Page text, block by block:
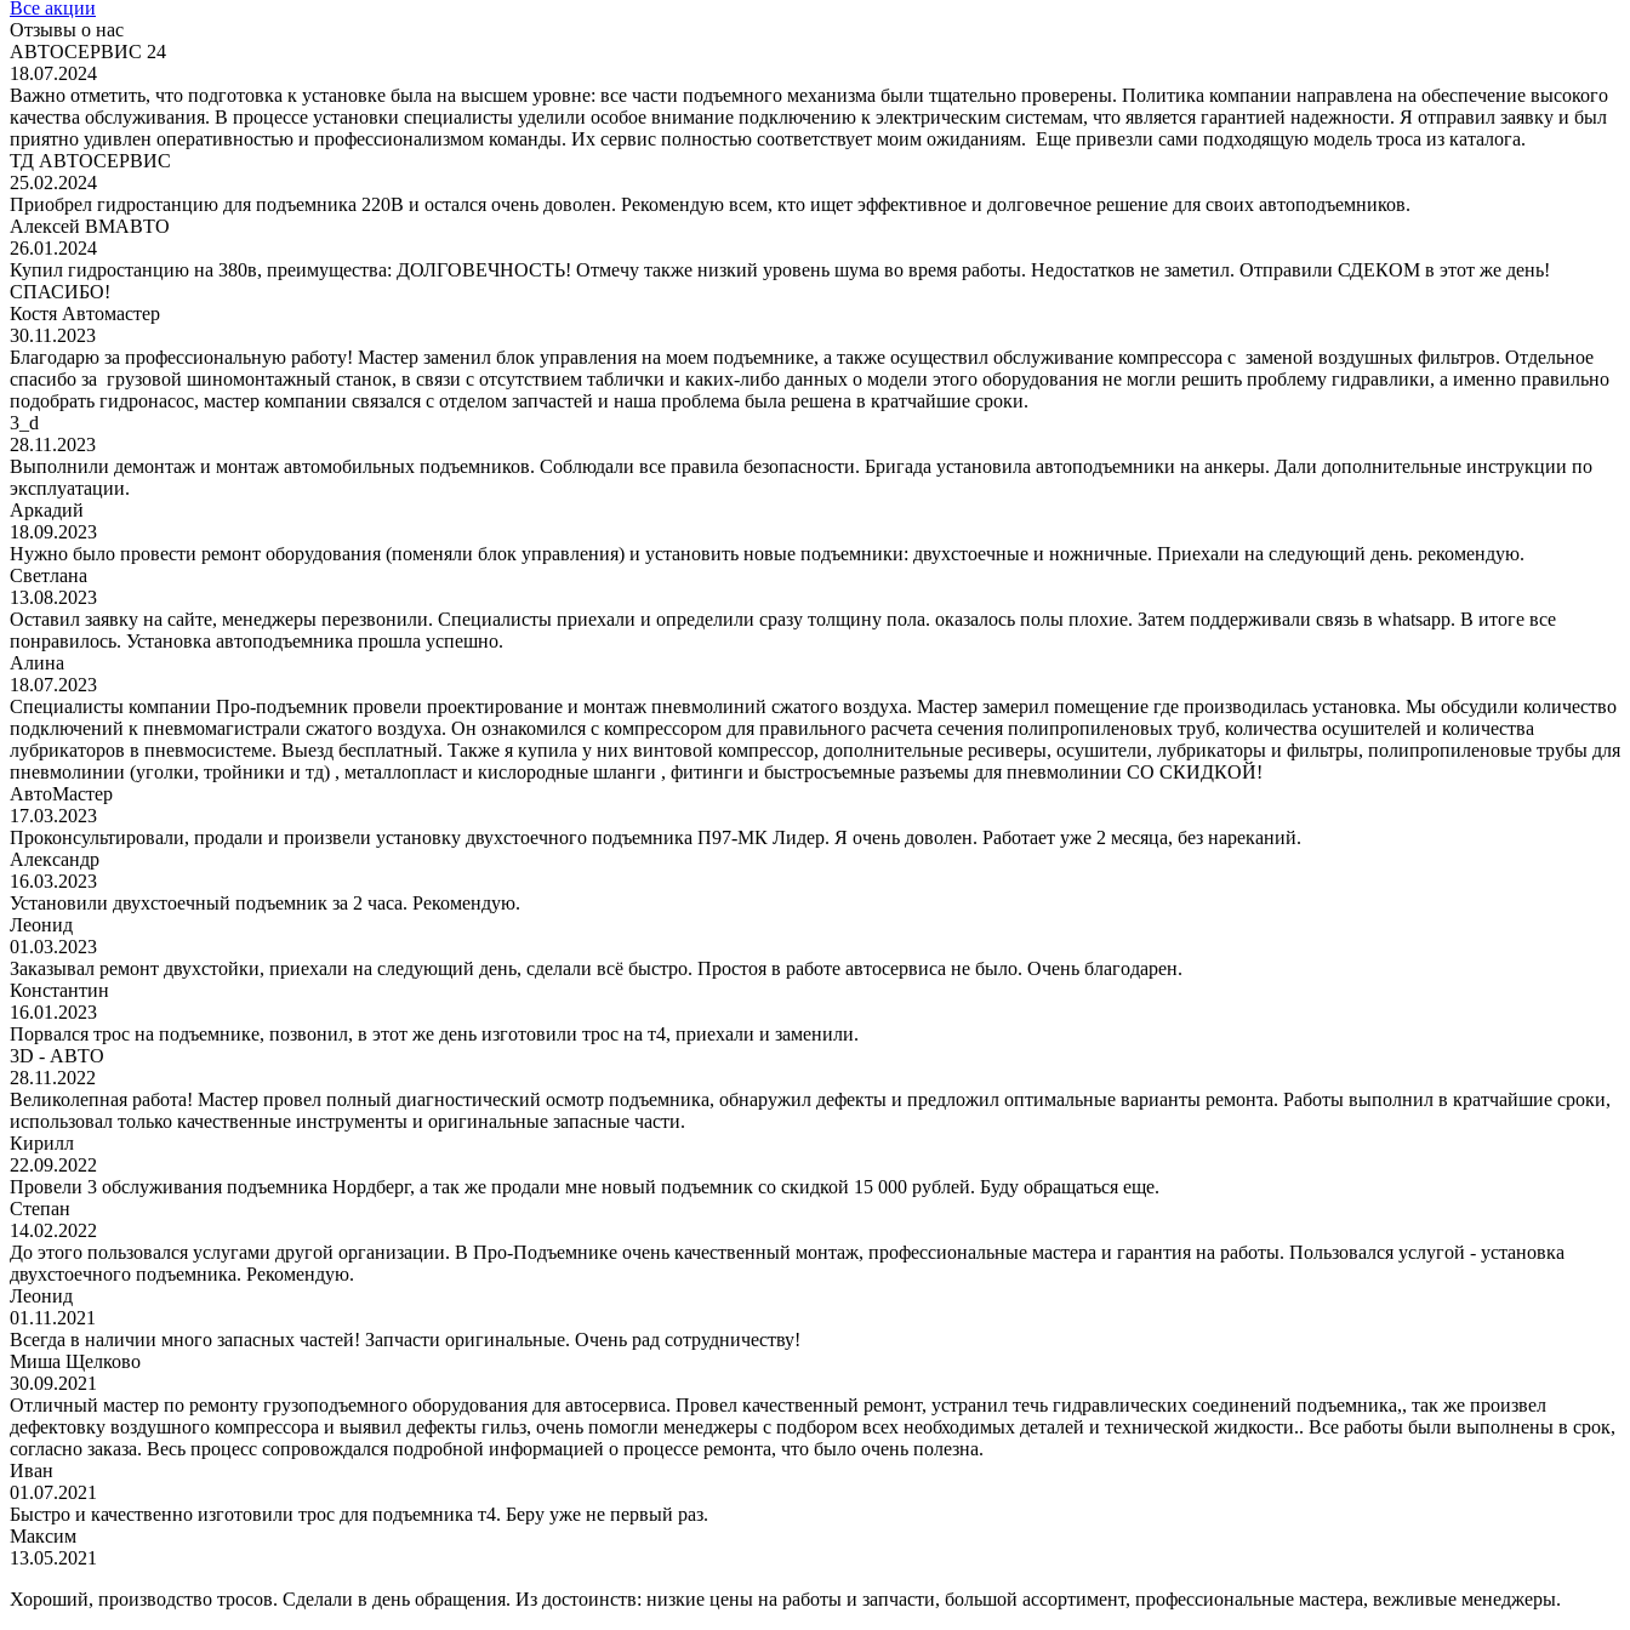
Все акции
Отзывы о нас
АВТОСЕРВИС 24
18.07.2024
Важно отметить, что подготовка к установке была на высшем уровне: все части подъемного механизма были тщательно проверены. Политика компании направлена на обеспечение высокого
качества обслуживания. В процессе установки специалисты уделили особое внимание подключению к электрическим системам, что является гарантией надежности. Я отправил заявку и был
приятно удивлен оперативностью и профессионализмом команды. Их сервис полностью соответствует моим ожиданиям. Еще привезли сами подходящую модель троса из каталога.
ТД АВТОСЕРВИС
25.02.2024
Приобрел гидростанцию для подъемника 220В и остался очень доволен. Рекомендую всем, кто ищет эффективное и долговечное решение для своих автоподъемников.
Алексей ВМАВТО
26.01.2024
Купил гидростанцию на 380в, преимущества: ДОЛГОВЕЧНОСТЬ! Отмечу также низкий уровень шума во время работы. Недостатков не заметил. Отправили СДЕКОМ в этот же день!
СПАСИБО!
Костя Автомастер
30.11.2023
Благодарю за профессиональную работу! Мастер заменил блок управления на моем подъемнике, а также осуществил обслуживание компрессора с заменой воздушных фильтров. Отдельное
спасибо за грузовой шиномонтажный станок, в связи с отсутствием таблички и каких-либо данных о модели этого оборудования не могли решить проблему гидравлики, а именно правильно
подобрать гидронасос, мастер компании связался с отделом запчастей и наша проблема была решена в кратчайшие сроки.
3_d
28.11.2023
Выполнили демонтаж и монтаж автомобильных подъемников. Соблюдали все правила безопасности. Бригада установила автоподъемники на анкеры. Дали дополнительные инструкции по
эксплуатации.
Аркадий
18.09.2023
Нужно было провести ремонт оборудования (поменяли блок управления) и установить новые подъемники: двухстоечные и ножничные. Приехали на следующий день. рекомендую.
Светлана
13.08.2023
Оставил заявку на сайте, менеджеры перезвонили. Специалисты приехали и определили сразу толщину пола. оказалось полы плохие. Затем поддерживали связь в whatsapp. В итоге все
понравилось. Установка автоподъемника прошла успешно.
Алина
18.07.2023
Специалисты компании Про-подъемник провели проектирование и монтаж пневмолиний сжатого воздуха. Мастер замерил помещение где производилась установка. Мы обсудили количество
подключений к пневмомагистрали сжатого воздуха. Он ознакомился с компрессором для правильного расчета сечения полипропиленовых труб, количества осушителей и количества
лубрикаторов в пневмосистеме. Выезд бесплатный. Также я купила у них винтовой компрессор, дополнительные ресиверы, осушители, лубрикаторы и фильтры, полипропиленовые трубы для
пневмолинии (уголки, тройники и тд) , металлопласт и кислородные шланги , фитинги и быстросъемные разъемы для пневмолинии СО СКИДКОЙ!
АвтоМастер
17.03.2023
Проконсультировали, продали и произвели установку двухстоечного подъемника П97-МК Лидер. Я очень доволен. Работает уже 2 месяца, без нареканий.
Александр
16.03.2023
Установили двухстоечный подъемник за 2 часа. Рекомендую.
Леонид
01.03.2023
Заказывал ремонт двухстойки, приехали на следующий день, сделали всё быстро. Простоя в работе автосервиса не было. Очень благодарен.
Константин
16.01.2023
Порвался трос на подъемнике, позвонил, в этот же день изготовили трос на т4, приехали и заменили.
3D - АВТО
28.11.2022
Великолепная работа! Мастер провел полный диагностический осмотр подъемника, обнаружил дефекты и предложил оптимальные варианты ремонта. Работы выполнил в кратчайшие сроки,
использовал только качественные инструменты и оригинальные запасные части.
Кирилл
22.09.2022
Провели 3 обслуживания подъемника Нордберг, а так же продали мне новый подъемник со скидкой 15 000 рублей. Буду обращаться еще.
Степан
14.02.2022
До этого пользовался услугами другой организации. В Про-Подъемнике очень качественный монтаж, профессиональные мастера и гарантия на работы. Пользовался услугой - установка
двухстоечного подъемника. Рекомендую.
Леонид
01.11.2021
Всегда в наличии много запасных частей! Запчасти оригинальные. Очень рад сотрудничеству!
Миша Щелково
30.09.2021
Отличный мастер по ремонту грузоподъемного оборудования для автосервиса. Провел качественный ремонт, устранил течь гидравлических соединений подъемника,, так же произвел
дефектовку воздушного компрессора и выявил дефекты гильз, очень помогли менеджеры с подбором всех необходимых деталей и технической жидкости.. Все работы были выполнены в срок,
согласно заказа. Весь процесс сопровождался подробной информацией о процессе ремонта, что было очень полезна.
Иван
01.07.2021
Быстро и качественно изготовили трос для подъемника т4. Беру уже не первый раз.
Максим
13.05.2021
Хороший, производство тросов. Сделали в день обращения. Из достоинств: низкие цены на работы и запчасти, большой ассортимент, профессиональные мастера, вежливые менеджеры.